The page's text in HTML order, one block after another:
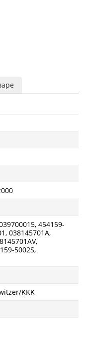
454159-
038145701A,
5002S,
KKK